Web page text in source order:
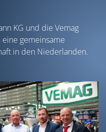
KG und die Vemag
gemeinsame
in den Niederlanden.